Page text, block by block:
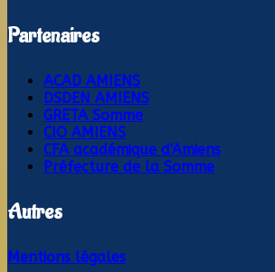
Partenaires
ACAD AMIENS
DSDEN AMIENS
GRETA Somme
CIO AMIENS
CFA académique d'Amiens
Préfecture de la Somme
Autres
Mentions légales